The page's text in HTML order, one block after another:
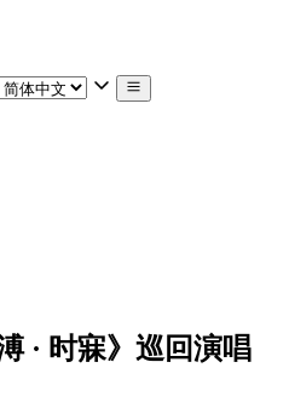
· 时寐》巡回演唱